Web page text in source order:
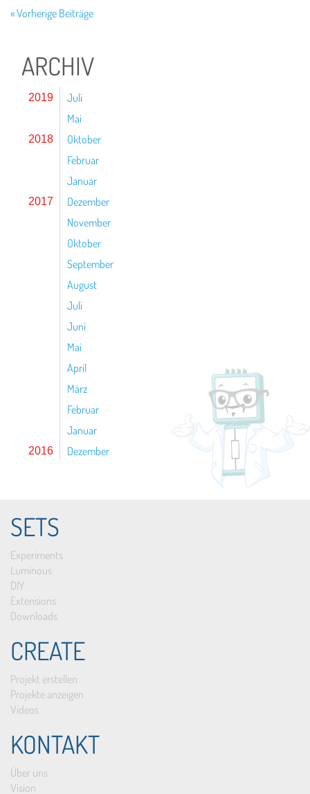
« Vorherige Beiträge
ARCHIV
2019
Juli
Mai
2018
Oktober
Februar
Januar
2017
Dezember
November
Oktober
September
August
Juli
Juni
Mai
April
März
Februar
Januar
2016 Dezember
SETS
Experiments
Luminous
DIY
Extensions
Downloads
CREATE
Projekt erstellen
Projekte anzeigen
Videos
KONTAKT
Über uns
Vision